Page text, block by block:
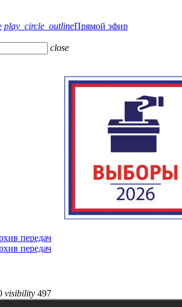
play_circle_outlineПрямой эфир
close
передач
передач
visibility 497